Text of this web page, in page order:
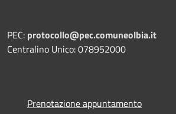
PEC: protocollo@pec.comuneolbia.it
Centralino Unico: 078952000
Prenotazione appuntamento